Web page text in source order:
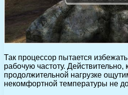
Так процессор пытается
рабочую частоту. Действительно,
продолжительной нагрузке
некомфортной температуры не